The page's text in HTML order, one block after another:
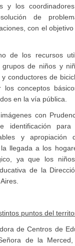
y los
de
con el
de los recursos
grupos de niños y
conductores de
los conceptos
en la vía pública.
con
identificación
y apropiación
llegada a los
ya que los
de la
puntos del
de Centros de
de la